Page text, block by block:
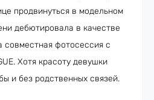
продвинуться в модельном
дебютировала в качестве
фотосессия с
Хотя красоту девушки
и без родственных связей.